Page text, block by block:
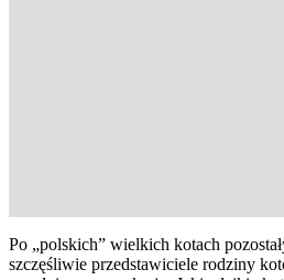
Po „polskich” wielkich kotach
szczęśliwie przedstawiciele rodziny